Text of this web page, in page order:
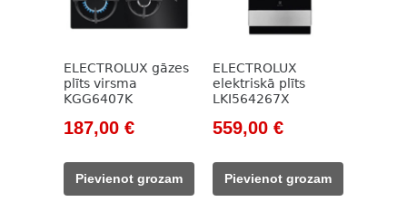
ELECTROLUX gāzes
plīts virsma
KGG6407K
Original
was:
266,00 €.
187,00 €Current
187,00 €.
Pievienot grozam
ELECTROLUX
elektriskā plīts
LKI564267X
Original
was:
806,00 €.
559,00 €Current
559,00 €.
Pievienot grozam